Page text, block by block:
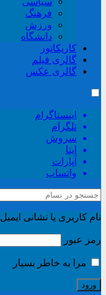
فرهنگ
ورزش
دانشگاه
کاریکاتور
گالری فیلم
گالری عکس
اینستاگرام
تلگرام
سروش
ایتا
آپارات
واتساپ
نام کاربری یا نشانی ایمیل
رمز عبور
مرا به خاطر بسپار